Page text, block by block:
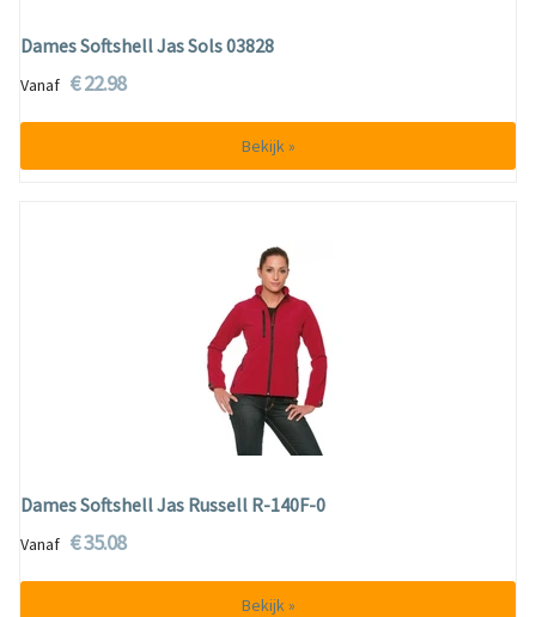
Dames Softshell Jas Sols 03828
Vanaf € 22.98
Bekijk »
Dames Softshell Jas Russell R-140F-0
Vanaf € 35.08
Bekijk »